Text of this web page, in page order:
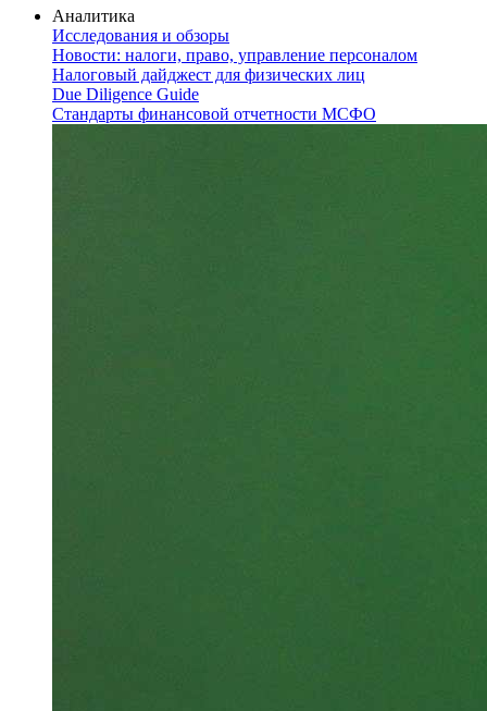
Аналитика
Исследования и обзоры
Новости: налоги, право, управление персоналом
Налоговый дайджест для физических лиц
Due Diligence Guide
Стандарты финансовой отчетности МСФО